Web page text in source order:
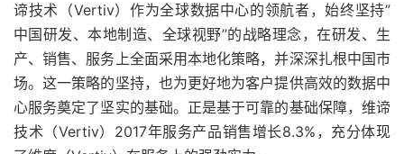
谛技术（Vertiv）作为全球数据中心的领航者，始终坚持”
中国研发、本地制造、全球视野”的战略理念，在研发、生
产、销售、服务上全面采用本地化策略，并深深扎根中国市
场。这一策略的坚持，也为更好地为客户提供高效的数据中
心服务奠定了坚实的基础。正是基于可靠的基础保障，维谛
技术（Vertiv）2017年服务产品销售增长8.3%，充分体现